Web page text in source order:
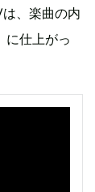
、楽曲の内
に仕上がっ